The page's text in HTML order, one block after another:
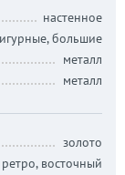
настенное
большие
металл
металл
золото
восточный